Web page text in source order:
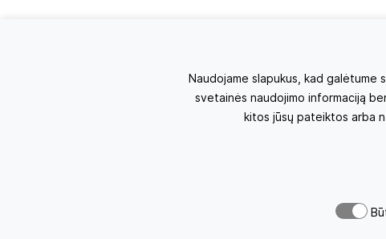
Naudojame slapukus, kad galėtume
svetainės naudojimo informaciją
kitos jūsų pateiktos arba